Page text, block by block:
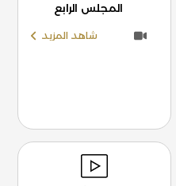
المجلس الرابع
شاهد المزيد